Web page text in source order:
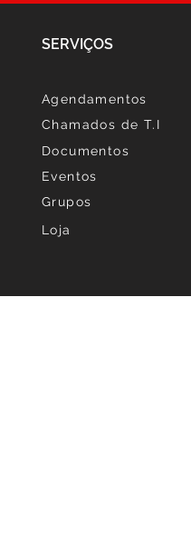
SERVIÇOS
Agendamentos
Chamados de T.I
Documentos
Eventos
Grupos
Loja